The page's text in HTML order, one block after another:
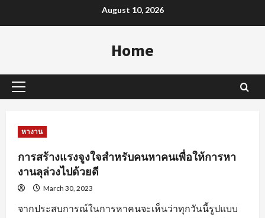
to
August 10, 2026
Home
Primary
หางาน
การสร้างแรงจูงใจสำหรับคนหาคนเพื่อให้การหา
งานลุล่วงไปด้วยดี
March 30, 2023
จากประสบการณ์ในการหาคนจะเห็นว่าทุกวันนี้รูปแบบ